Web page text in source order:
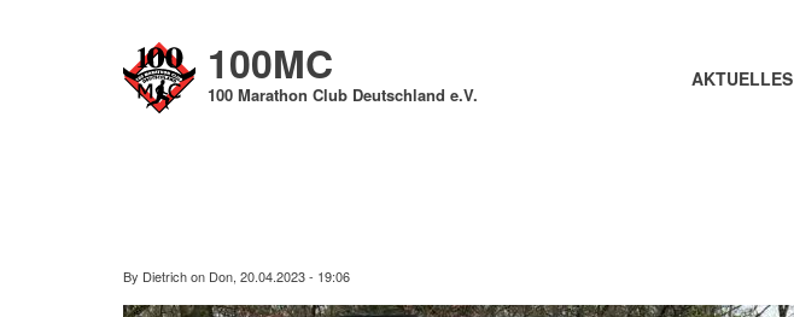
100MC
100 Marathon Club Deutschland e.V.
AKTUELLES
By Dietrichon Don, 20.04.2023 - 19:06